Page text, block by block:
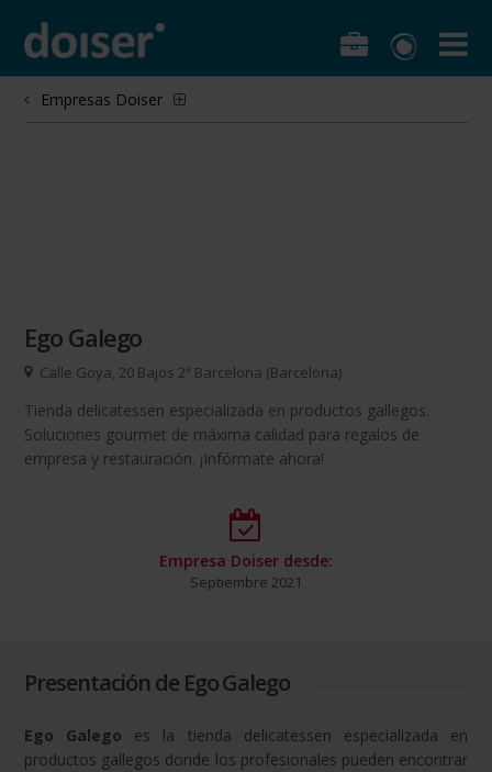
Empresas Doiser
Ego Galego
Calle Goya, 20 Bajos 2ª Barcelona (Barcelona)
Tienda delicatessen especializada en productos gallegos.
Soluciones gourmet de máxima calidad para regalos de
empresa y restauración. ¡Infórmate ahora!
Empresa Doiser desde:
Septiembre 2021
Presentación de Ego Galego
Ego Galego es la tienda delicatessen especializada en
productos gallegos donde los profesionales pueden encontrar